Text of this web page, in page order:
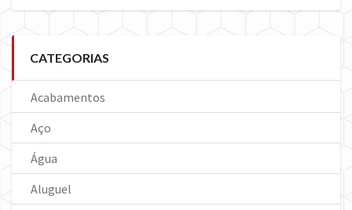
CATEGORIAS
Acabamentos
Aço
Água
Aluguel